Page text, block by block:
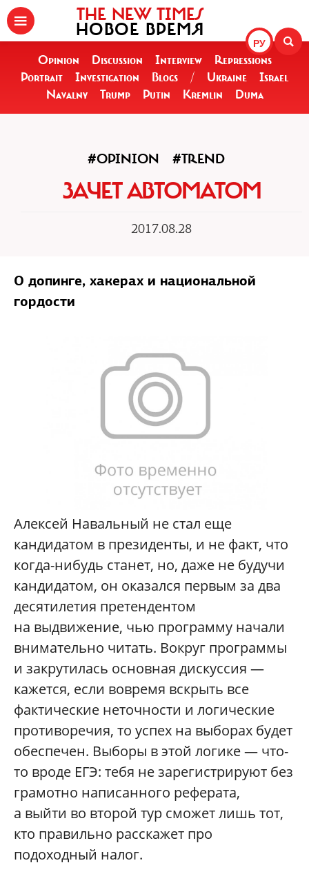
РУ
THE NEW TIMES
НОВОЕ ВРЕМЯ
Opinion Discussion Interview
Repressions
Portrait
Investigation Blogs / Ukraine
Israel
Navalny
Trump Putin Kremlin Duma
#OPINION #TREND
ЗАЧЕТ АВТОМАТОМ
2017.08.28
О допинге, хакерах и национальной
гордости
Алексей Навальный не стал еще
кандидатом в президенты, и не факт, что
когда-нибудь станет, но, даже не будучи
кандидатом, он оказался первым за два
десятилетия претендентом
на выдвижение, чью программу начали
внимательно читать. Вокруг программы
и закрутилась основная дискуссия —
кажется, если вовремя вскрыть все
фактические неточности и логические
противоречия, то успех на выборах будет
обеспечен. Выборы в этой логике — что-
то вроде ЕГЭ: тебя не зарегистрируют без
грамотно написанного реферата,
а выйти во второй тур сможет лишь тот,
кто правильно расскажет про
подоходный налог.